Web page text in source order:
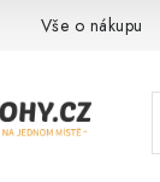
Vše o nákupu